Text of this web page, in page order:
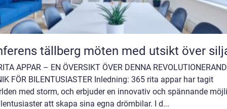
Konferens tällberg möten med utsikt över
APPAR – EN ÖVERSIKT ÖVER DENNA
FÖR BILENTUSIASTER Inledning: 365 rita appar har tagit
med storm, och erbjuder en innovativ och spännande
att skapa sina egna drömbilar. I d...